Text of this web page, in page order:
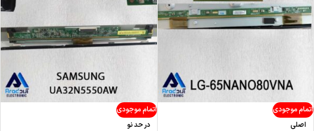
اتمام موجودی
اصلی
اتمام موجودی
در حد نو